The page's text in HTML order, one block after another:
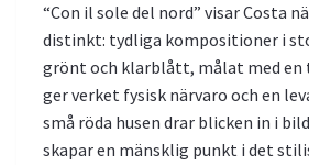
“Con il sole del nord” visar Costa
distinkt: tydliga kompositioner i
grönt och klarblått, målat med en
ger verket fysisk närvaro och en
små röda husen drar blicken in i
skapar en mänsklig punkt i det